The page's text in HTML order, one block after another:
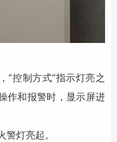
“控制方式”指示灯亮之
作和报警时，显示屏进
灯亮起。